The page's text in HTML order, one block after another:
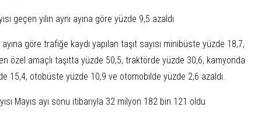
geçen yılın aynı ayına göre yüzde 9,5 azaldı
ayına göre trafiğe kaydı yapılan taşıt sayısı minibüste yüzde 18,7,
özel amaçlı taşıtta yüzde 50,5, traktörde yüzde 30,6, kamyonda
15,4, otobüste yüzde 10,9 ve otomobilde yüzde 2,6 azaldı.
Mayıs ayı sonu itibarıyla 32 milyon 182 bin 121 oldu